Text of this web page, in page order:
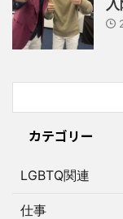
カテゴリー
LGBTQ関連
仕事